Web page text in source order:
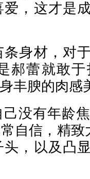
，这才是
身材，对
郝蕾就敢
丰腴的肉感
没有年龄
自信，精
，以及凸